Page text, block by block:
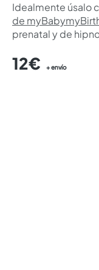
Idealmente úsalo
de
prenatal y de
12€ + envío